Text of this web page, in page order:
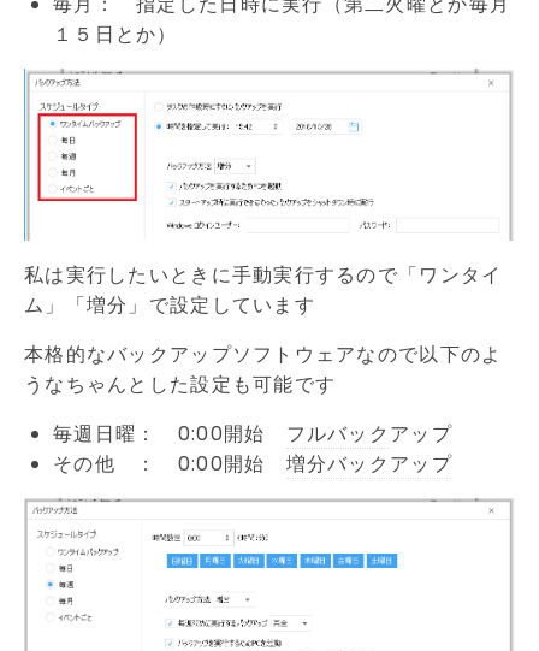
１５日とか）
私は実行したいときに手動実行するので「ワンタイ
ム」「増分」で設定しています
本格的なバックアップソフトウェアなので以下のよ
うなちゃんとした設定も可能です
毎週日曜： 0:00開始 フルバック アップ
その他 ： 0:00開始 増分バックアップ